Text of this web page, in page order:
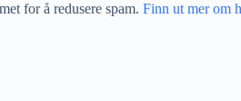
for å redusere spam. Finn ut mer om